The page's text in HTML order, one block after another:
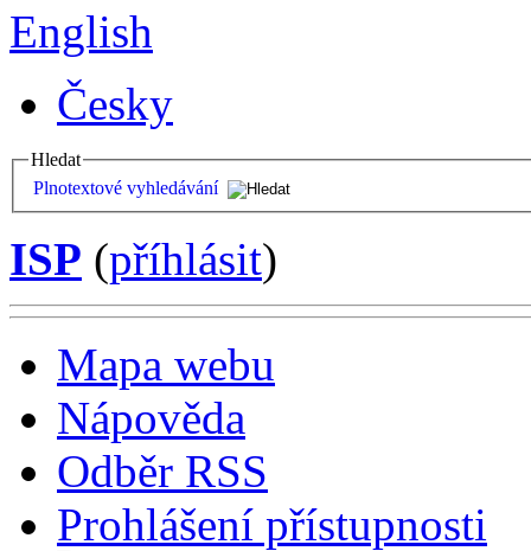
English
Česky
Hledat
Plnotextové vyhledávání
ISP (příhlásit)
Mapa webu
Nápověda
Odběr RSS
Prohlášení přístupnosti